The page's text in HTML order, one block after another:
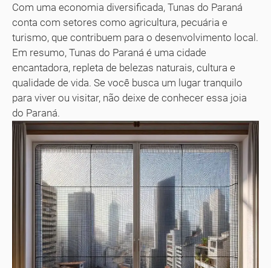
Com uma economia diversificada, Tunas do Paraná
conta com setores como agricultura, pecuária e
turismo, que contribuem para o desenvolvimento local.
Em resumo, Tunas do Paraná é uma cidade
encantadora, repleta de belezas naturais, cultura e
qualidade de vida. Se você busca um lugar tranquilo
para viver ou visitar, não deixe de conhecer essa joia
do Paraná.